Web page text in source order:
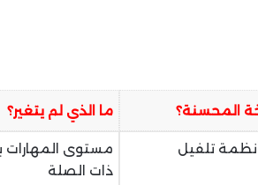
المحسنة؟ ما الذي لم يتغير؟
تلفيل
مستوى المهارات
ذات الصلة